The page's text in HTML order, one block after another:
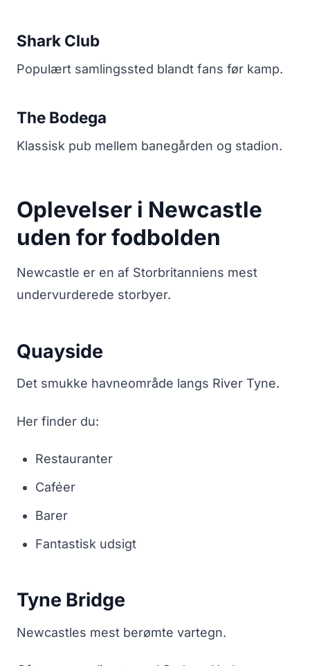
Shark Club
Populært samlingssted blandt fans før kamp.
The Bodega
Klassisk pub mellem banegården og stadion.
Oplevelser i Newcastle
uden for fodbolden
Newcastle er en af Storbritanniens mest
undervurderede storbyer.
Quayside
Det smukke havneområde langs River Tyne.
Her finder du:
Restauranter
Caféer
Barer
Fantastisk udsigt
Tyne Bridge
Newcastles mest berømte vartegn.